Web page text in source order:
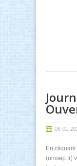
06-01-
En
(onisep.fr)